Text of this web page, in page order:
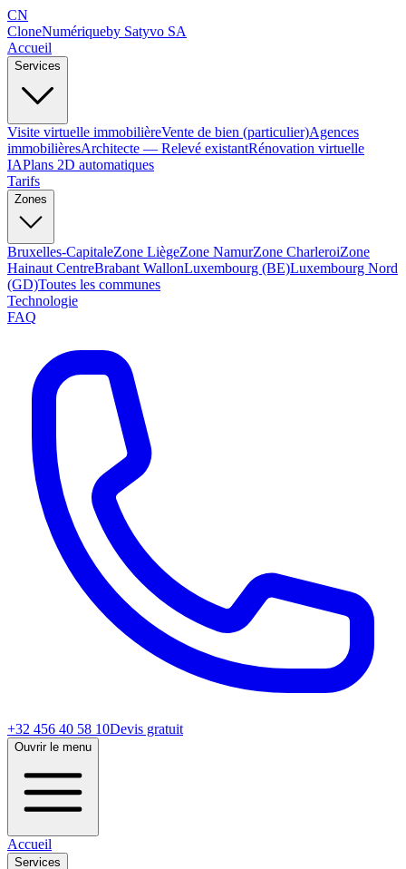
CN
CloneNumériqueby Satyvo SA
Accueil
Services
Visite virtuelle immobilièreVente de bien (particulier)Agences
immobilièresArchitecte — Relevé existantRénovation virtuelle
IAPlans 2D automatiques
Tarifs
Zones
Bruxelles-CapitaleZone LiègeZone NamurZone CharleroiZone
Hainaut CentreBrabant WallonLuxembourg (BE)Luxembourg Nord
(GD)Toutes les communes
Technologie
FAQ
+32 456 40 58 10Devis gratuit
Ouvrir le menu
Accueil
Services